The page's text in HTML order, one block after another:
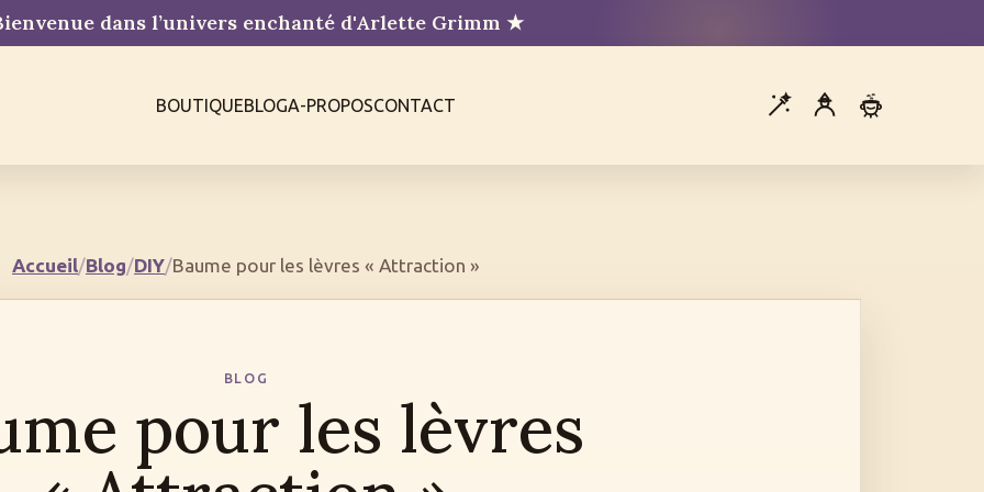
dans l’univers enchanté d'Arlette Grimm ★
BOUTIQUEBLOGA-PROPOSCONTACT
Accueil/Blog/DIY/Baume pour les lèvres « Attraction »
BLOG
pour les lèvres